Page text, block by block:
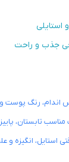
استایلی
جذب و راحت
اندام، رنگ پوست
تابستان،
انگیزه و